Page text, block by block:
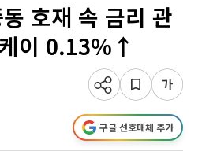
호재 속 금리 관
이 0.13%↑
구글 선호매체 추가